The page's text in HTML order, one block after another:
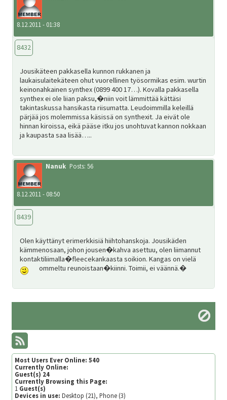
8.12.2011 - 01:38
8432
Jousikäteen pakkasella kunnon rukkanen ja
laukaisulaitekäteen ohut vuorellinen työsormikas esim. wurtin
keinonahkainen synthex (0899 400 17…). Kovalla pakkasella
synthex ei ole liian paksu,�niin voit lämmittää kättäsi
takintaskussa hansikasta riisumatta. Leudoimmilla keleillä
pärjää jos molemmissa käsissä on synthexit. Ja eivät ole
hinnan kiroissa, eikä pääse itku jos unohtuvat kannon nokkaan
ja kaupasta saa lisää…..
Nanuk Posts: 56
8.12.2011 - 08:50
8439
Olen käyttänyt erimerkkisiä hiihtohanskoja. Jousikäden
kämmenosaan, johon jousen�kahva asettuu, olen liimannut
kontaktiliimalla�fleecekankaasta soikion. Kangas on vielä
ommeltu reunoistaan�kiinni. Toimii, ei väännä.�
Most Users Ever Online: 540
Currently Online:
Guest(s) 24
Currently Browsing this Page:
1 Guest(s)
Devices in use: Desktop (21), Phone (3)